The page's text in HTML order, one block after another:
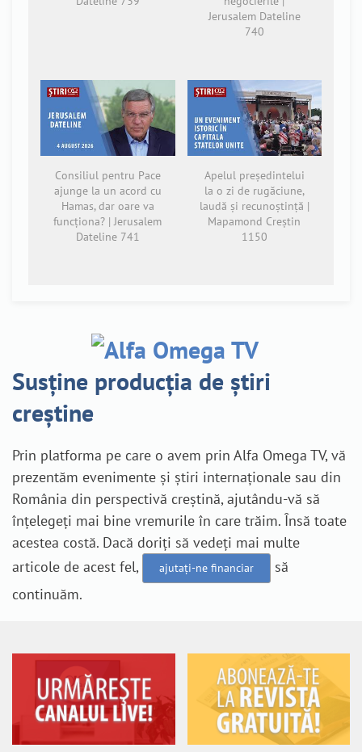
Jerusalem Dateline
740
Consiliul pentru Pace
ajunge la un acord cu
Hamas, dar oare va
funcționa? | Jerusalem
Dateline 741
Apelul președintelui
la o zi de rugăciune,
laudă și recunoștință |
Mapamond Creștin
1150
Susține producția de știri
creștine
Prin platforma pe care o avem prin Alfa Omega TV, vă
prezentăm evenimente și știri internaționale sau din
România din perspectivă creștină, ajutându-vă să
înțelegeți mai bine vremurile în care trăim. Însă toate
acestea costă. Dacă doriți să vedeți mai multe
articole de acest fel,
ajutați-ne financiar
să
continuăm.